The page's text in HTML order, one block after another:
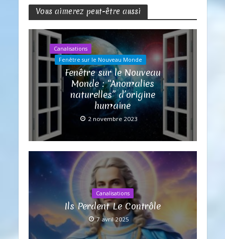
Vous aimerez peut-être aussi
Canalisations
Fenêtre sur le Nouveau Monde
Fenêtre sur le Nouveau
Monde : “Anomalies
naturelles” d’origine
humaine
2 novembre 2023
Canalisations
Ils Perdent Le Contrôle
7 avril 2025